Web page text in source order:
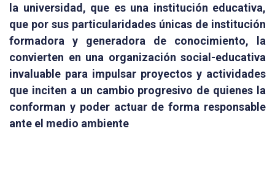
la universidad, que es una institución educativa,
que por sus particularidades únicas de institución
formadora y generadora de conocimiento, la
convierten en una organización social-educativa
invaluable para impulsar proyectos y actividades
que inciten a un cambio progresivo de quienes la
conforman y poder actuar de forma responsable
ante el medio ambiente